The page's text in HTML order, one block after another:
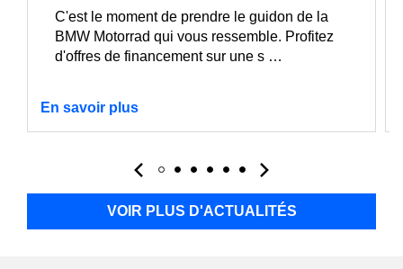
C'est le moment de prendre le guidon de la
BMW Motorrad qui vous ressemble. Profitez
d'offres de financement sur une s …
En savoir plus
VOIR PLUS D'ACTUALITÉS